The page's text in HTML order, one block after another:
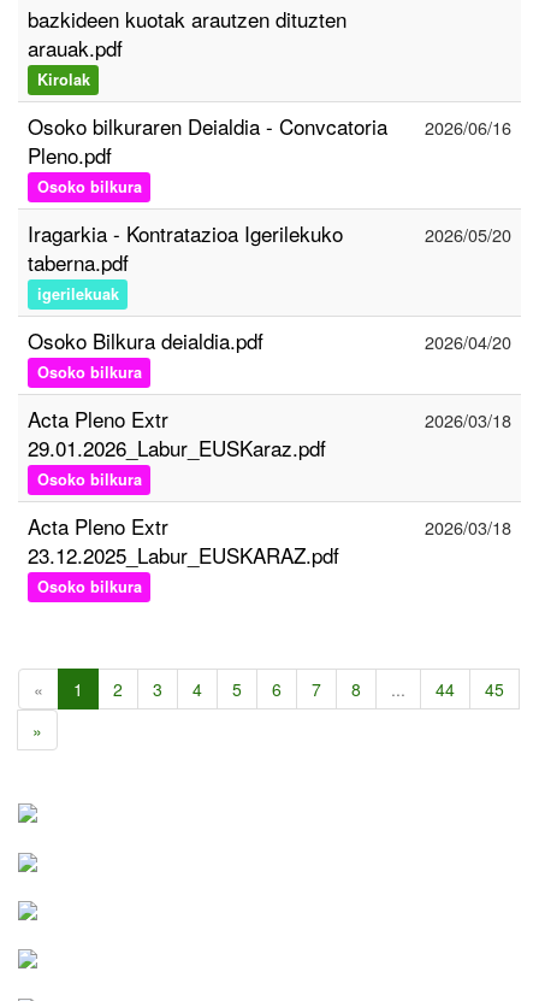
bazkideen kuotak arautzen dituzten
arauak.pdf
Kirolak
Osoko bilkuraren Deialdia - Convcatoria
Pleno.pdf
Osoko bilkura
2026/06/16
Iragarkia - Kontratazioa Igerilekuko
taberna.pdf
igerilekuak
2026/05/20
Osoko Bilkura deialdia.pdf
Osoko bilkura
2026/04/20
Acta Pleno Extr
29.01.2026_Labur_EUSKaraz.pdf
Osoko bilkura
2026/03/18
Acta Pleno Extr
23.12.2025_Labur_EUSKARAZ.pdf
Osoko bilkura
2026/03/18
« 1 2 3 4 5 6 7 8 ... 44
45
»